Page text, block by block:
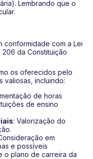
Lembrando que o
conformidade com a Lei
206 da Constituição
os oferecidos pelo
valiosas, incluindo:
de horas
de ensino
: Valorização do
em
e possíveis
o plano de carreira da